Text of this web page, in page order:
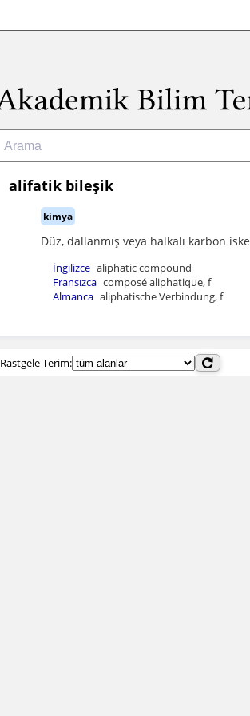
alifatik bileşik
kimya
Düz, dallanmış veya halkalı karbon
İngilizce aliphatic compound
Fransızca composé aliphatique, f
Almanca aliphatische Verbindung, f
Rastgele Terim: